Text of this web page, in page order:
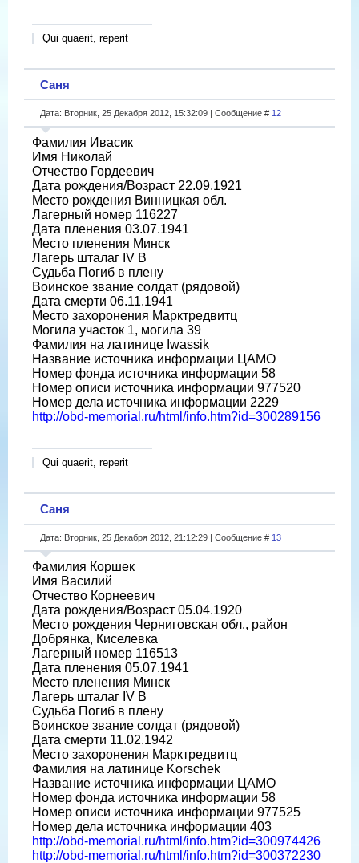
Qui quaerit, reperit
Саня
Дата: Вторник, 25 Декабря 2012, 15:32:09 | Сообщение # 12
Фамилия Ивасик
Имя Николай
Отчество Гордеевич
Дата рождения/Возраст 22.09.1921
Место рождения Винницкая обл.
Лагерный номер 116227
Дата пленения 03.07.1941
Место пленения Минск
Лагерь шталаг IV B
Судьба Погиб в плену
Воинское звание солдат (рядовой)
Дата смерти 06.11.1941
Место захоронения Марктредвитц
Могила участок 1, могила 39
Фамилия на латинице Iwassik
Название источника информации ЦАМО
Номер фонда источника информации 58
Номер описи источника информации 977520
Номер дела источника информации 2229
http://obd-memorial.ru/html/info.htm?id=300289156
Qui quaerit, reperit
Саня
Дата: Вторник, 25 Декабря 2012, 21:12:29 | Сообщение # 13
Фамилия Коршек
Имя Василий
Отчество Корнеевич
Дата рождения/Возраст 05.04.1920
Место рождения Черниговская обл., район
Добрянка, Киселевка
Лагерный номер 116513
Дата пленения 05.07.1941
Место пленения Минск
Лагерь шталаг IV B
Судьба Погиб в плену
Воинское звание солдат (рядовой)
Дата смерти 11.02.1942
Место захоронения Марктредвитц
Фамилия на латинице Korschek
Название источника информации ЦАМО
Номер фонда источника информации 58
Номер описи источника информации 977525
Номер дела источника информации 403
http://obd-memorial.ru/html/info.htm?id=300974426
http://obd-memorial.ru/html/info.htm?id=300372230